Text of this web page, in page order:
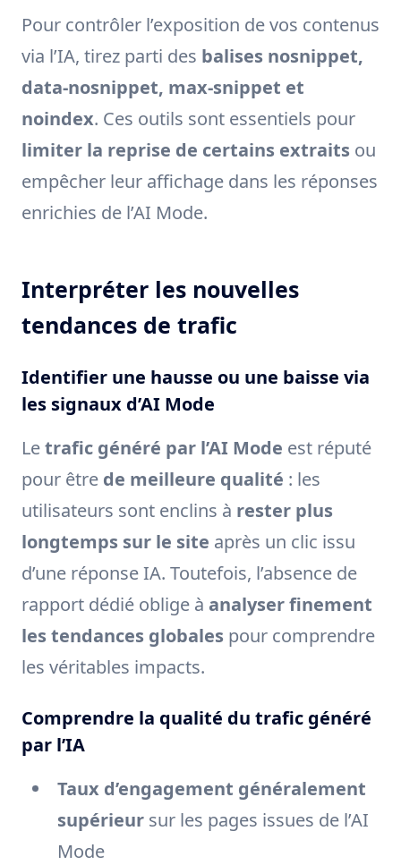
Pour contrôler l’exposition de vos contenus
via l’IA, tirez parti des balises nosnippet,
data-nosnippet, max-snippet et
noindex. Ces outils sont essentiels pour
limiter la reprise de certains extraits ou
empêcher leur affichage dans les réponses
enrichies de l’AI Mode.
Interpréter les nouvelles
tendances de trafic
Identifier une hausse ou une baisse via
les signaux d’AI Mode
Letrafic généré par l’AI Mode est réputé
pour être de meilleure qualité : les
utilisateurs sont enclins à rester plus
longtemps sur le site après un clic issu
d’une réponse IA. Toutefois, l’absence de
rapport dédié oblige à analyser finement
les tendances globales pour comprendre
les véritables impacts.
Comprendre la qualité du trafic généré
par l’IA
Taux d’engagement généralement
supérieur sur les pages issues de l’AI
Mode